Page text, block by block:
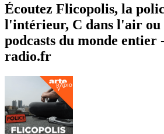
Écoutez Flicopolis, la
l'intérieur, C dans l'air ou
podcasts du monde entier
radio.fr